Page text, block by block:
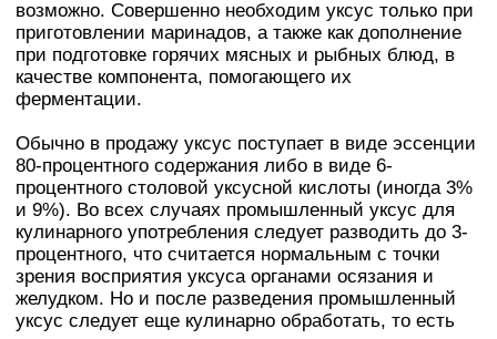
возможно. Совершенно необходим уксус только при
приготовлении маринадов, а также как дополнение
при подготовке горячих мясных и рыбных блюд, в
качестве компонента, помогающего их
ферментации.
Обычно в продажу уксус поступает в виде эссенции
80-процентного содержания либо в виде 6-
процентного столовой уксусной кислоты (иногда 3%
и 9%). Во всех случаях промышленный уксус для
кулинарного употребления следует разводить до 3-
процентного, что считается нормальным с точки
зрения восприятия уксуса органами осязания и
желудком. Но и после разведения промышленный
уксус следует еще кулинарно обработать, то есть